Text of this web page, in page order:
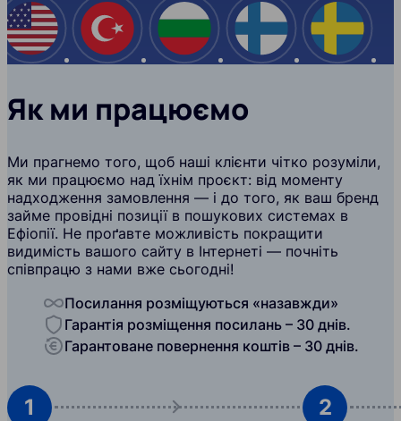
США ТуреччинаБолгарія Фінляндія Швеція
Як ми працюємо
Ми прагнемо того, щоб наші клієнти чітко розуміли,
як ми працюємо над їхнім проєкт: від моменту
надходження замовлення — і до того, як ваш бренд
займе провідні позиції в пошукових системах в
Ефіопії. Не проґавте можливість покращити
видимість вашого сайту в Інтернеті — почніть
співпрацю з нами вже сьогодні!
Посилання розміщуються «назавжди»
Гарантія розміщення посилань – 30 днів.
Гарантоване повернення коштів – 30 днів.
1 2